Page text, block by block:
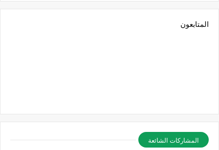
المتابعون
المشاركات الشائعة